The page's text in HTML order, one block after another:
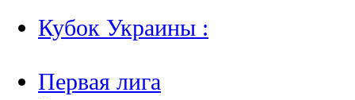
Кубок Украины :
Первая лига